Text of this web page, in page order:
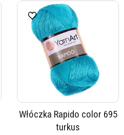
Włóczka Rapido color 695
turkus